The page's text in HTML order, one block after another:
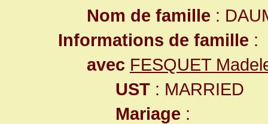
Nom de famille :
Informations de famille :
avec FESQUET
UST : MARRIED
Mariage :